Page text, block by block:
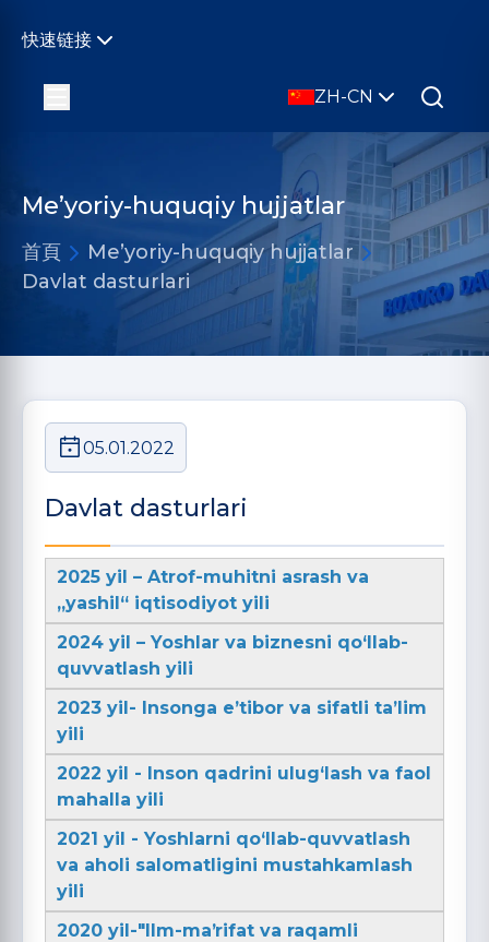
快速链接
ZH-CN
Me’yoriy-huquqiy hujjatlar
首頁
Me’yoriy-huquqiy hujjatlar
Davlat dasturlari
05.01.2022
Davlat dasturlari
2025 yil – Atrof-muhitni asrash va
„yashil“ iqtisodiyot yili
2024 yil – Yoshlar va biznesni qo‘llab-
quvvatlash yili
2023 yil- Insonga e’tibor va sifatli ta’lim
yili
2022 yil - Inson qadrini ulug‘lash va faol
mahalla yili
2021 yil - Yoshlarni qo‘llab-quvvatlash
va aholi salomatligini mustahkamlash
yili
2020 yil-"Ilm-maʼrifat va raqamli